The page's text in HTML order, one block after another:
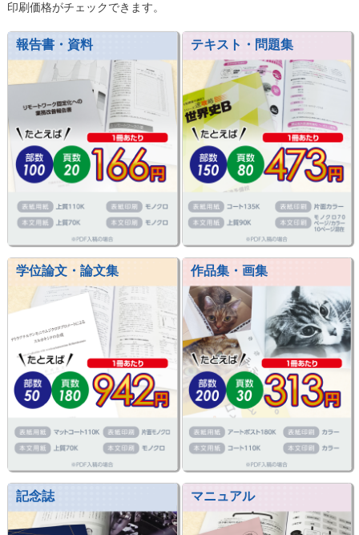
印刷価格がチェックできます。
報告書・資料 テキスト・問題集
学位論文・論文集 作品集・画集
記念誌 マニュアル